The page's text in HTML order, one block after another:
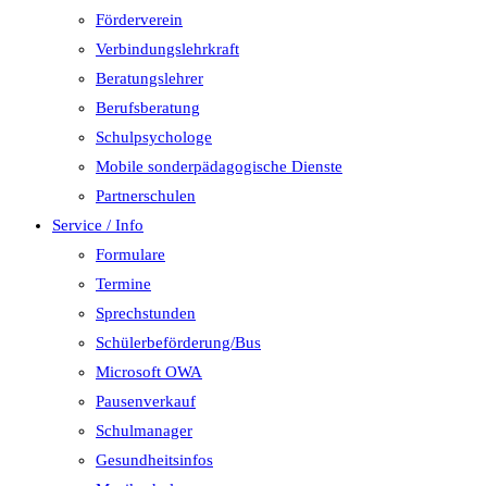
Förderverein
Verbindungslehrkraft
Beratungslehrer
Berufsberatung
Schulpsychologe
Mobile sonderpädagogische Dienste
Partnerschulen
Service / Info
Formulare
Termine
Sprechstunden
Schülerbeförderung/Bus
Microsoft OWA
Pausenverkauf
Schulmanager
Gesundheitsinfos